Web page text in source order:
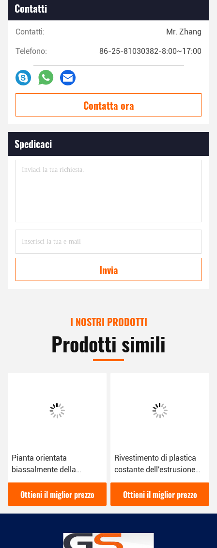
Contatti
Contatti: Mr. Zhang
Telefono: 86-25-81030382-8:00~17:00
Contatta ora
Spedicaci
Invia
I NOSTRI PRODOTTI
Prodotti simili
Pianta orientata
biassalmente della
laminazione
dell'estrusione del film
della macchina della
laminazione del film di
Ottieni il miglior prezzo
Rivestimento di plastica
costante dell'estrusione
della macchina della
laminazione della carta
del PE della macchina
della laminazione di
Ottieni il miglior prezzo